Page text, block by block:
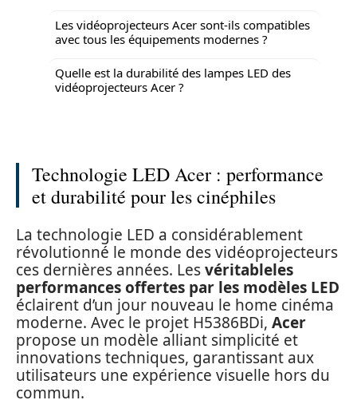
Les vidéoprojecteurs Acer sont-ils compatibles
avec tous les équipements modernes ?
Quelle est la durabilité des lampes LED des
vidéoprojecteurs Acer ?
Technologie LED Acer : performance
et durabilité pour les cinéphiles
La technologie LED a considérablement
révolutionné le monde des vidéoprojecteurs
ces dernières années. Lesvéritableles
performances offertes par les modèles LED
éclairent d’un jour nouveau le home cinéma
moderne. Avec le projet H5386BDi, Acer
propose un modèle alliant simplicité et
innovations techniques, garantissant aux
utilisateurs une expérience visuelle hors du
commun.